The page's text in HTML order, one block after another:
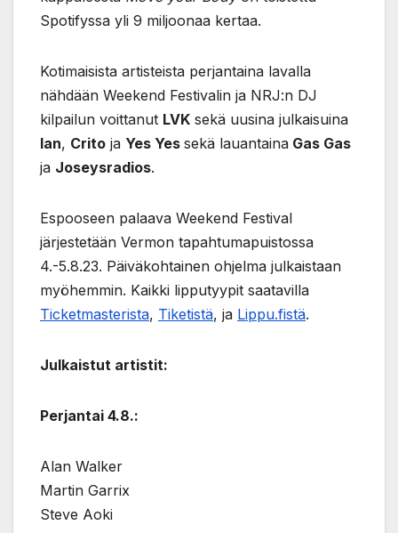
Spotifyssa yli 9 miljoonaa kertaa.
Kotimaisista artisteista perjantaina lavalla
nähdään Weekend Festivalin ja NRJ:n DJ
kilpailun voittanut LVK sekä uusina julkaisuina
Ian, Crito ja Yes Yes sekä lauantaina Gas Gas
ja Joseysradios.
Espooseen palaava Weekend Festival
järjestetään Vermon tapahtumapuistossa
4.-5.8.23. Päiväkohtainen ohjelma julkaistaan
myöhemmin. Kaikki lipputyypit saatavilla
Ticketmasterista, Tiketistä, ja Lippu.fistä.
Julkaistut artistit:
Perjantai 4.8.:
Alan Walker
Martin Garrix
Steve Aoki